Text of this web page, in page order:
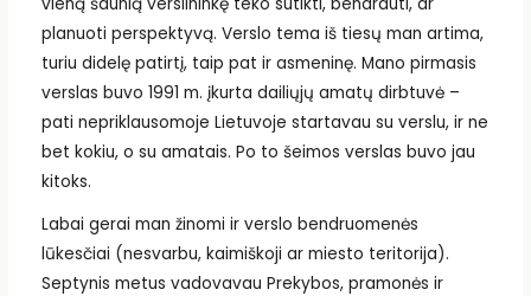
planuoti perspektyvą. Verslo tema iš tiesų man artima,
turiu didelę patirtį, taip pat ir asmeninę. Mano pirmasis
verslas buvo 1991 m. įkurta dailiųjų amatų dirbtuvė –
pati nepriklausomoje Lietuvoje startavau su verslu, ir ne
bet kokiu, o su amatais. Po to šeimos verslas buvo jau
kitoks.
Labai gerai man žinomi ir verslo bendruomenės
lūkesčiai (nesvarbu, kaimiškoji ar miesto teritorija).
Septynis metus vadovavau Prekybos, pramonės ir